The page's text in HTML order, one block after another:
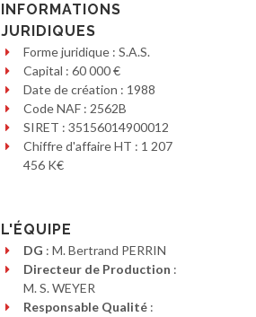
INFORMATIONS
JURIDIQUES
Forme juridique : S.A.S.
Capital : 60 000 €
Date de création : 1988
Code NAF : 2562B
SIRET : 35156014900012
Chiffre d'affaire HT : 1 207
456 K€
L'ÉQUIPE
DG : M. Bertrand PERRIN
Directeur de Production :
M. S. WEYER
Responsable Qualité: